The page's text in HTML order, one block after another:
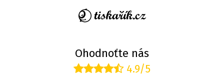
Ohodnoťte nás
4.9/5